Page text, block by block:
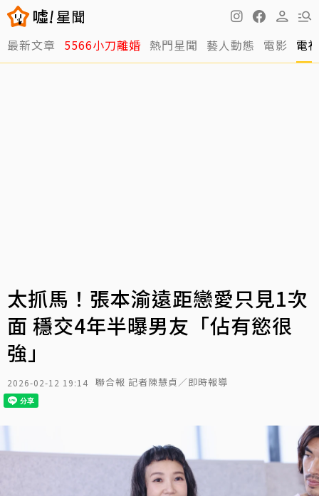
最新文章 5566小刀離婚 熱門星聞 藝人動態 電影 電
太抓馬！張本渝遠距戀愛只見1次
面 穩交4年半曝男友「佔有慾很
強」
2026-02-12 19:14 聯合報 記者陳慧貞／即時報導